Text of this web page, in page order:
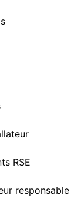
RSE
responsable